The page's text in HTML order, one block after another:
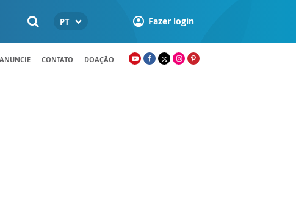
PT Fazer login
ANUNCIE CONTATO DOAÇÃO